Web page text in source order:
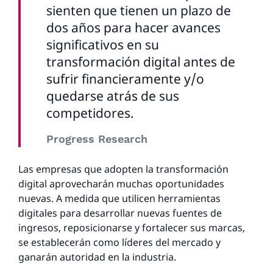
sienten que tienen un plazo de
dos años para hacer avances
significativos en su
transformación digital antes de
sufrir financieramente y/o
quedarse atrás de sus
competidores.
Progress Research
Las empresas que adopten la transformación
digital aprovecharán muchas oportunidades
nuevas. A medida que utilicen herramientas
digitales para desarrollar nuevas fuentes de
ingresos, reposicionarse y fortalecer sus marcas,
se establecerán como líderes del mercado y
ganarán autoridad en la industria.